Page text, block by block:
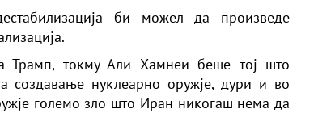
би можел да произведе
Трамп, токму Али Хамнеи беше тој што
создавање нуклеарно оружје, дури и во
големо зло што Иран никогаш нема да